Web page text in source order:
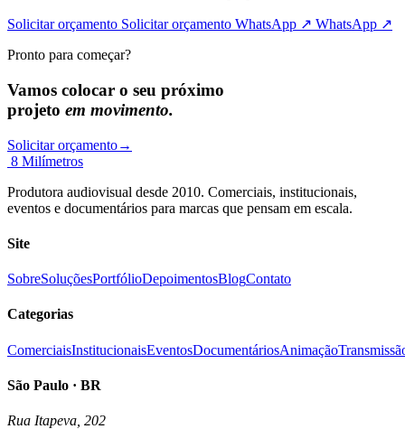
Solicitar orçamento Solicitar orçamento WhatsApp ↗ WhatsApp ↗
Pronto para começar?
Vamos colocar o seu próximo
projeto em movimento.
Solicitar orçamento→
8 Milímetros
Produtora audiovisual desde 2010. Comerciais, institucionais,
eventos e documentários para marcas que pensam em escala.
Site
SobreSoluçõesPortfólioDepoimentosBlogContato
Categorias
ComerciaisInstitucionaisEventosDocumentáriosAnimação
São Paulo · BR
Rua Itapeva, 202